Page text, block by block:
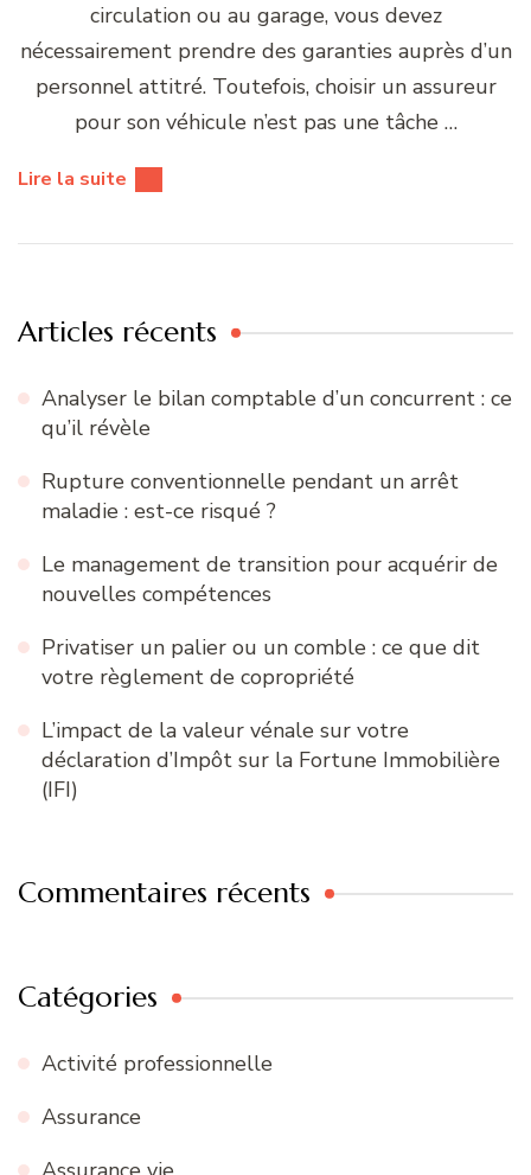
circulation ou au garage, vous devez
nécessairement prendre des garanties auprès d’un
personnel attitré. Toutefois, choisir un assureur
pour son véhicule n’est pas une tâche …
Lire la suite
Articles récents
Analyser le bilan comptable d’un concurrent : ce
qu’il révèle
Rupture conventionnelle pendant un arrêt
maladie : est-ce risqué ?
Le management de transition pour acquérir de
nouvelles compétences
Privatiser un palier ou un comble : ce que dit
votre règlement de copropriété
L’impact de la valeur vénale sur votre
déclaration d’Impôt sur la Fortune Immobilière
(IFI)
Commentaires récents
Catégories
Activité professionnelle
Assurance